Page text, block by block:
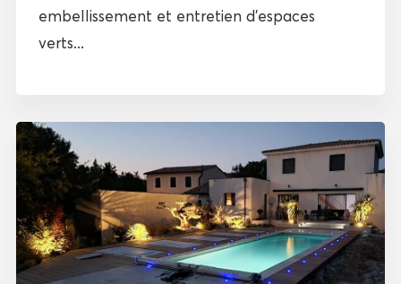
embellissement et entretien d’espaces
verts...